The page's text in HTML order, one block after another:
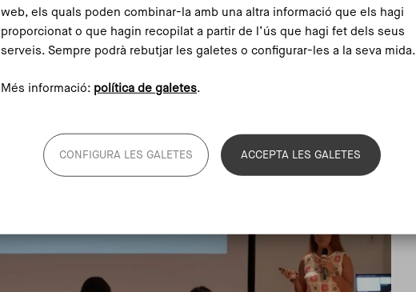
web, els quals poden combinar-la amb una altra informació que els hagi
proporcionat o que hagin recopilat a partir de l’ús que hagi fet dels seus
serveis. Sempre podrà rebutjar les galetes o configurar-les a la seva mida.
Més informació: política de galetes.
CONFIGURA LES GALETES ACCEPTA LES GALETES